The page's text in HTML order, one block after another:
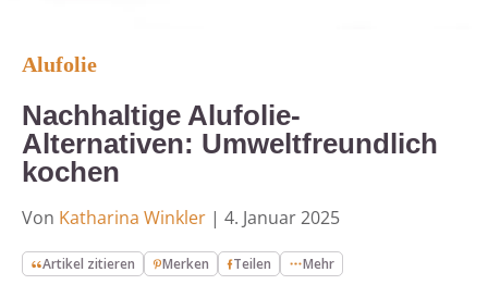
Alufolie
Nachhaltige Alufolie-
Alternativen: Umweltfreundlich
kochen
Von Katharina Winkler | 4. Januar 2025
Artikel zitieren Merken Teilen Mehr